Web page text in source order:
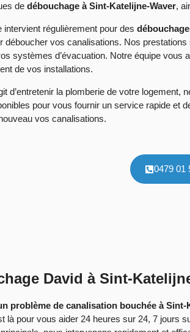
de débouchage à Sint-Katelijne-Waver,
intervient régulièrement pour des
déboucher vos canalisations. Nos
systèmes d’évacuation. Notre équipe vous
de vos installations.
d’entretenir la plomberie de votre
pour vous fournir un service rapide et
vos canalisations.
0479 01
David à Sint-
problème de canalisation bouchée à Sint-
là pour vous aider 24 heures sur 24, 7 jours